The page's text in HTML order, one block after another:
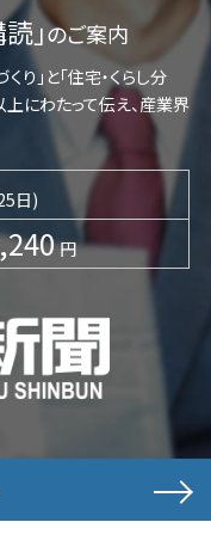
」のご案内
」と「住宅・くらし分
にわたって伝え、産業界
日)
円